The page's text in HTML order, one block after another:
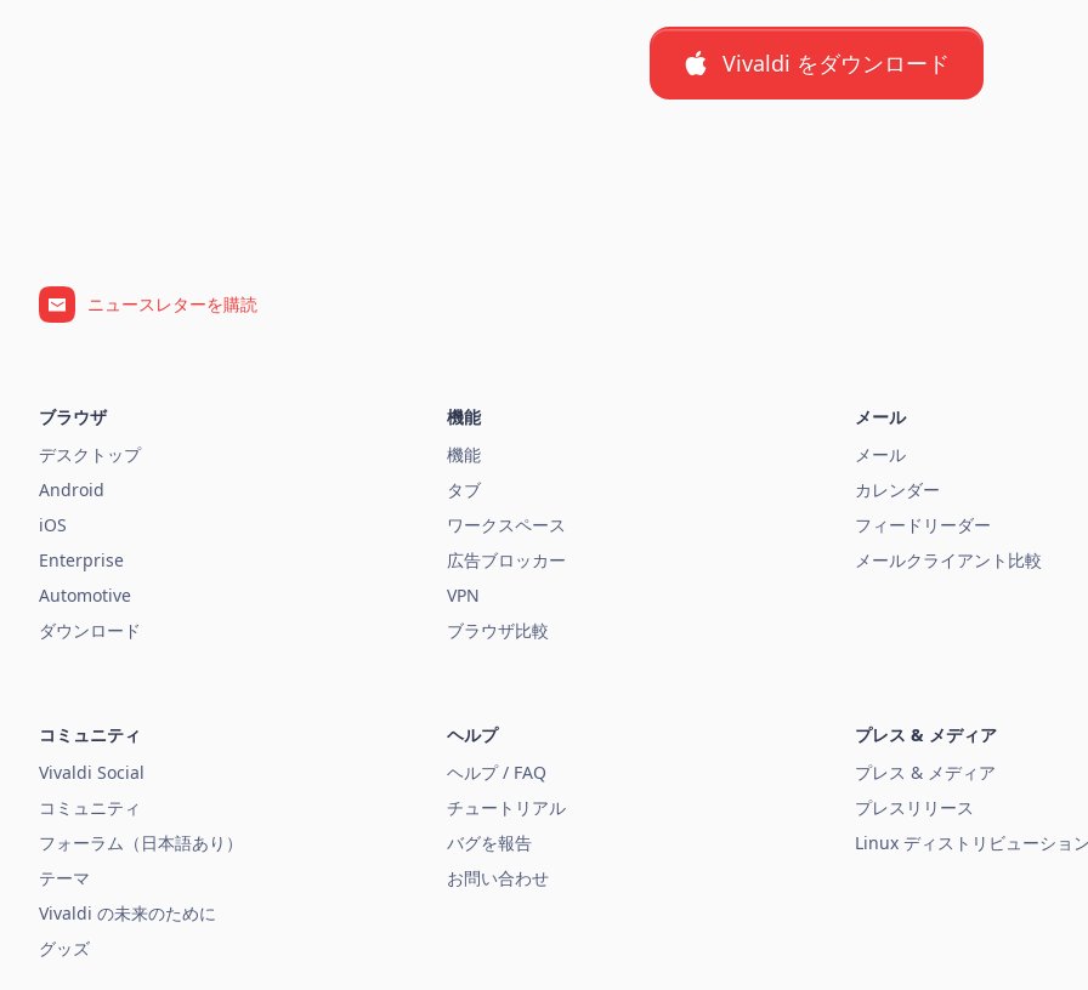
Vivaldi をダウンロード
ニュースレターを購読
ブラウザ
デスクトップ
Android
iOS
Enterprise
Automotive
ダウンロード
機能
機能
タブ
ワークスペース
広告ブロッカー
VPN
ブラウザ比較
メール
メール
カレンダー
フィードリーダー
メールクライアント比較
コミュニティ
Vivaldi Social
コミュニティ
フォーラム（日本語あり）
テーマ
Vivaldi の未来のために
グッズ
ヘルプ
ヘルプ / FAQ
チュートリアル
バグを報告
お問い合わせ
プレス & メディア
プレス & メディア
プレスリリース
Linux ディストリビューショ